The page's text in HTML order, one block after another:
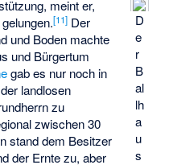
D
e
r
B
al
lh
a
u
s
meint er,
[11] Der
und Boden machte
und Bürgertum
gab es nur noch in
landlosen
zu
zwischen 30
stand dem Besitzer
der Ernte zu, aber